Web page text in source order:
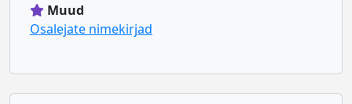
Muud
Osalejate nimekirjad